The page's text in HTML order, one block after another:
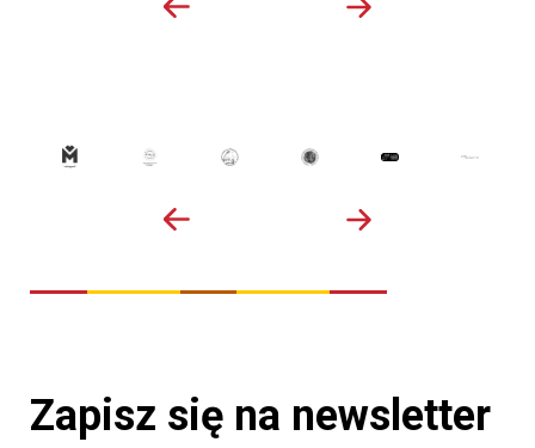
Zapisz się na newsletter